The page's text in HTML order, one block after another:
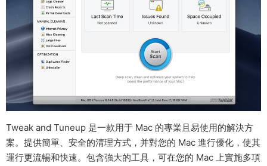
Tweak and Tuneup 是一款用于 Mac 的專業且易使用的解決方
案。提供簡單、安全的清理方式，并對您的 Mac 進行優化，使其
運行更流暢和快速。包含強大的工具，可在您的 Mac 上實施多項